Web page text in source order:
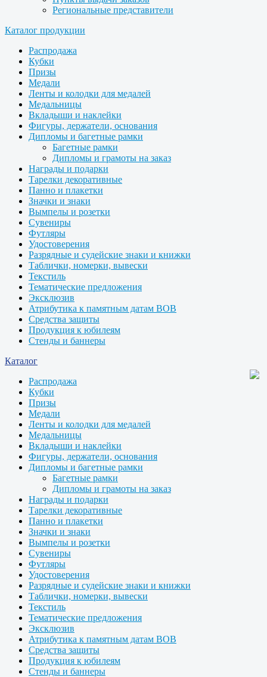
Региональные представители
Каталог продукции
Распродажа
Кубки
Призы
Медали
Ленты и колодки для медалей
Медальницы
Вкладыши и наклейки
Фигуры, держатели, основания
Дипломы и багетные рамки
Багетные рамки
Дипломы и грамоты на заказ
Награды и подарки
Тарелки декоративные
Панно и плакетки
Значки и знаки
Вымпелы и розетки
Сувениры
Футляры
Удостоверения
Разрядные и судейские знаки и книжки
Таблички, номерки, вывески
Текстиль
Тематические предложения
Эксклюзив
Атрибутика к памятным датам ВОВ
Средства защиты
Продукция к юбилеям
Стенды и баннеры
Каталог
Распродажа
Кубки
Призы
Медали
Ленты и колодки для медалей
Медальницы
Вкладыши и наклейки
Фигуры, держатели, основания
Дипломы и багетные рамки
Багетные рамки
Дипломы и грамоты на заказ
Награды и подарки
Тарелки декоративные
Панно и плакетки
Значки и знаки
Вымпелы и розетки
Сувениры
Футляры
Удостоверения
Разрядные и судейские знаки и книжки
Таблички, номерки, вывески
Текстиль
Тематические предложения
Эксклюзив
Атрибутика к памятным датам ВОВ
Средства защиты
Продукция к юбилеям
Стенды и баннеры